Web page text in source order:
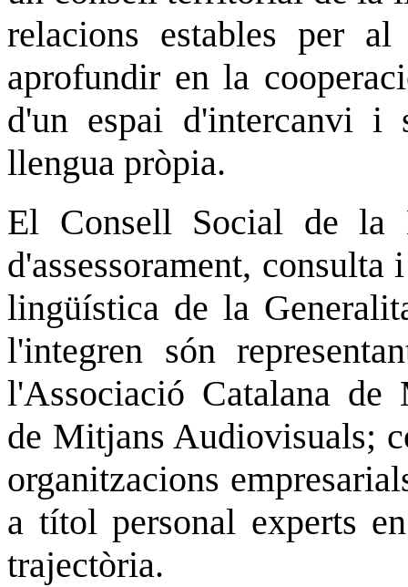
relacions estables per
aprofundir en la
d'un espai d'intercanvi i
llengua pròpia.
El Consell Social de la
d'assessorament,
lingüística de la
l'integren són
l'Associació Catalana de
de Mitjans Audiovisuals;
organitzacions
a títol personal experts
trajectòria.